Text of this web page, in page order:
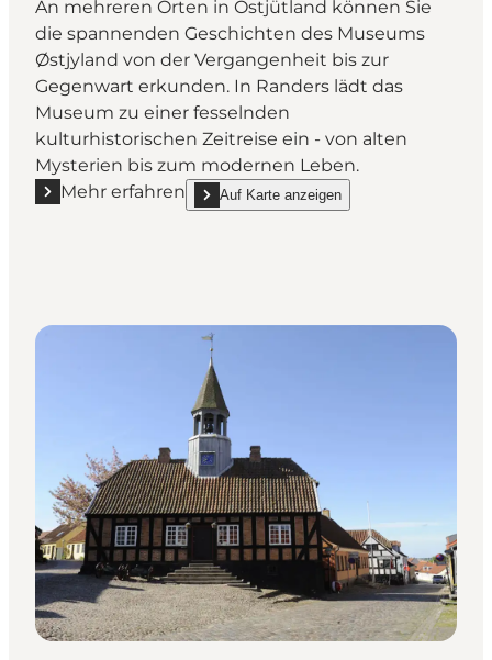
An mehreren Orten in Ostjütland können Sie
die spannenden Geschichten des Museums
Østjyland von der Vergangenheit bis zur
Gegenwart erkunden. In Randers lädt das
Museum zu einer fesselnden
kulturhistorischen Zeitreise ein - von alten
Mysterien bis zum modernen Leben.
Mehr erfahren
Mehr erfahren "Museum Østjylland Randers"
Auf Karte anzeigen
show Museum Østjylland Randers on_map